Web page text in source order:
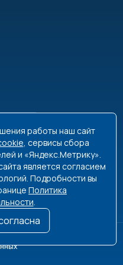
99-08
61
работы наш сайт
, сервисы сбора
и «Яндекс.Метрику».
является согласием
Подробности вы
Политика
.